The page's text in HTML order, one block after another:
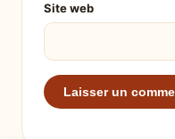
Site web